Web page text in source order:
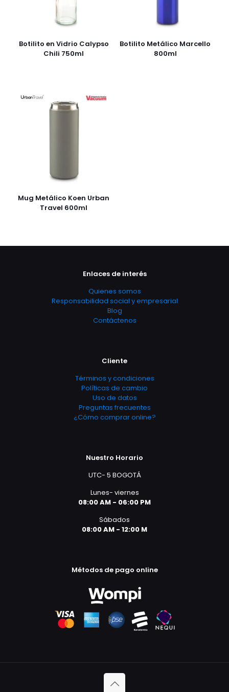
Botilito en Vidrio Calypso
Chili 750ml
Botilito Metálico Marcello
800ml
Mug Metálico Koen Urban
Travel 600ml
Enlaces de interés
Quienes somos
Responsabilidad social y empresarial
Blog
Contáctenos
Cliente
Términos y condiciones
Políticas de cambio
Uso de datos
Preguntas frecuentes
¿Cómo comprar online?
Nuestro Horario
UTC- 5 BOGOTÁ
Lunes- viernes
08:00 AM - 06:00 PM
Sábados
08:00 AM - 12:00 M
Métodos de pago online